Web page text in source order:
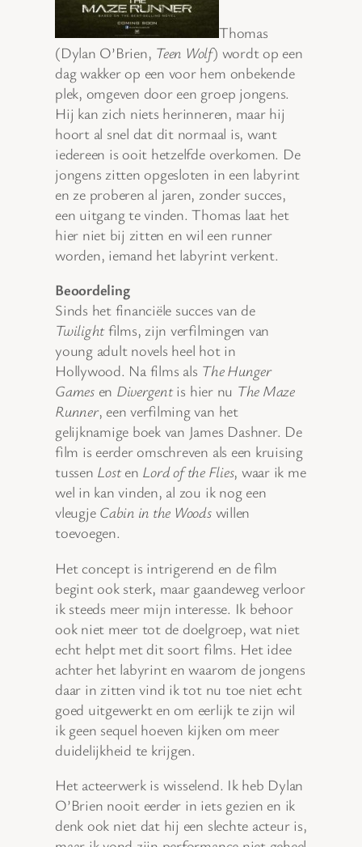
Thomas
(Dylan O’Brien, Teen Wolf) wordt op een
dag wakker op een voor hem onbekende
plek, omgeven door een groep jongens.
Hij kan zich niets herinneren, maar hij
hoort al snel dat dit normaal is, want
iedereen is ooit hetzelfde overkomen. De
jongens zitten opgesloten in een labyrint
en ze proberen al jaren, zonder succes,
een uitgang te vinden. Thomas laat het
hier niet bij zitten en wil een runner
worden, iemand het labyrint verkent.
Beoordeling
Sinds het financiële succes van de
Twilightfilms, zijn verfilmingen van
young adult novels heel hot in
Hollywood. Na films als The Hunger
Gamesen Divergentis hier nu The Maze
Runner, een verfilming van het
gelijknamige boek van James Dashner. De
film is eerder omschreven als een kruising
tussen Losten Lord of the Flies, waar ik me
wel in kan vinden, al zou ik nog een
vleugje Cabin in the Woodswillen
toevoegen.
Het concept is intrigerend en de film
begint ook sterk, maar gaandeweg verloor
ik steeds meer mijn interesse. Ik behoor
ook niet meer tot de doelgroep, wat niet
echt helpt met dit soort films. Het idee
achter het labyrint en waarom de jongens
daar in zitten vind ik tot nu toe niet echt
goed uitgewerkt en om eerlijk te zijn wil
ik geen sequel hoeven kijken om meer
duidelijkheid te krijgen.
Het acteerwerk is wisselend. Ik heb Dylan
O’Brien nooit eerder in iets gezien en ik
denk ook niet dat hij een slechte acteur is,